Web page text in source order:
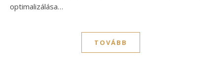
optimalizálása…
TOVÁBB